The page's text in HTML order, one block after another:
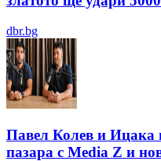
dbr.bg
Павел Колев и Ицака
пазара с Media Z и